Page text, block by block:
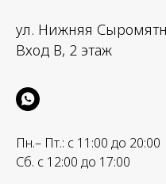
ул. Нижняя
Вход B, 2 этаж
Пн.– Пт.: с 11:00 до 20:00
Сб. с 12:00 до 17:00